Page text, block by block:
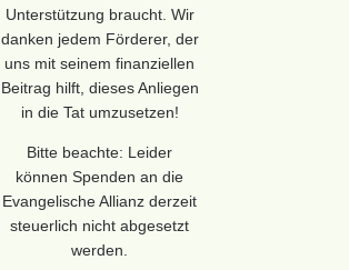
Unterstützung braucht. Wir
danken jedem Förderer, der
uns mit seinem finanziellen
Beitrag hilft, dieses Anliegen
in die Tat umzusetzen!
Bitte beachte: Leider
können Spenden an die
Evangelische Allianz derzeit
steuerlich nicht abgesetzt
werden.